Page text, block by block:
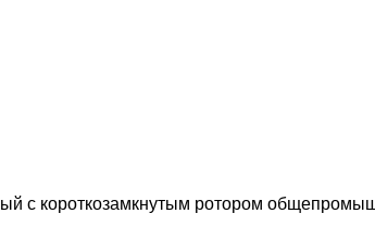
с короткозамкнутым ротором